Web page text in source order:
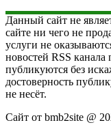
Данный сайт не
сайте ни чего не
услуги не
новостей RSS
публикуются без
достоверность
не несёт.
Сайт от bmb2site @